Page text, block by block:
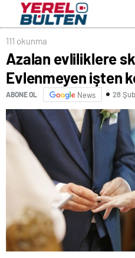
111 okunma
Azalan evliliklere
Evlenmeyen işten
ABONE OL News 28